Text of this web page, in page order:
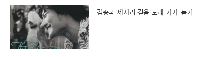
김종국 제자리 걸음 노래 가사 듣기